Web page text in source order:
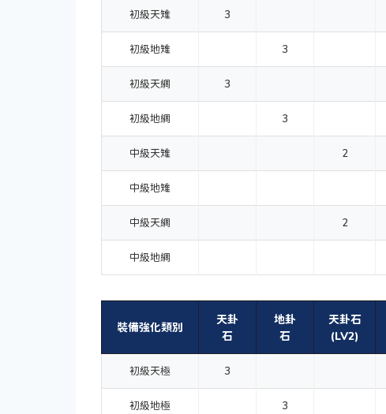
初級天雉 3
初級地雉 3
初級天綢 3
初級地綢 3
中級天雉 2
中級地雉
中級天綢 2
中級地綢
裝備強化類別
天卦
石
地卦
石
天卦石
(LV2)
初級天極 3
初級地極 3